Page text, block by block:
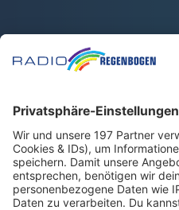
FAQ – Die
eure
Wie kann ich mitmachen?
Wie oft kann ich